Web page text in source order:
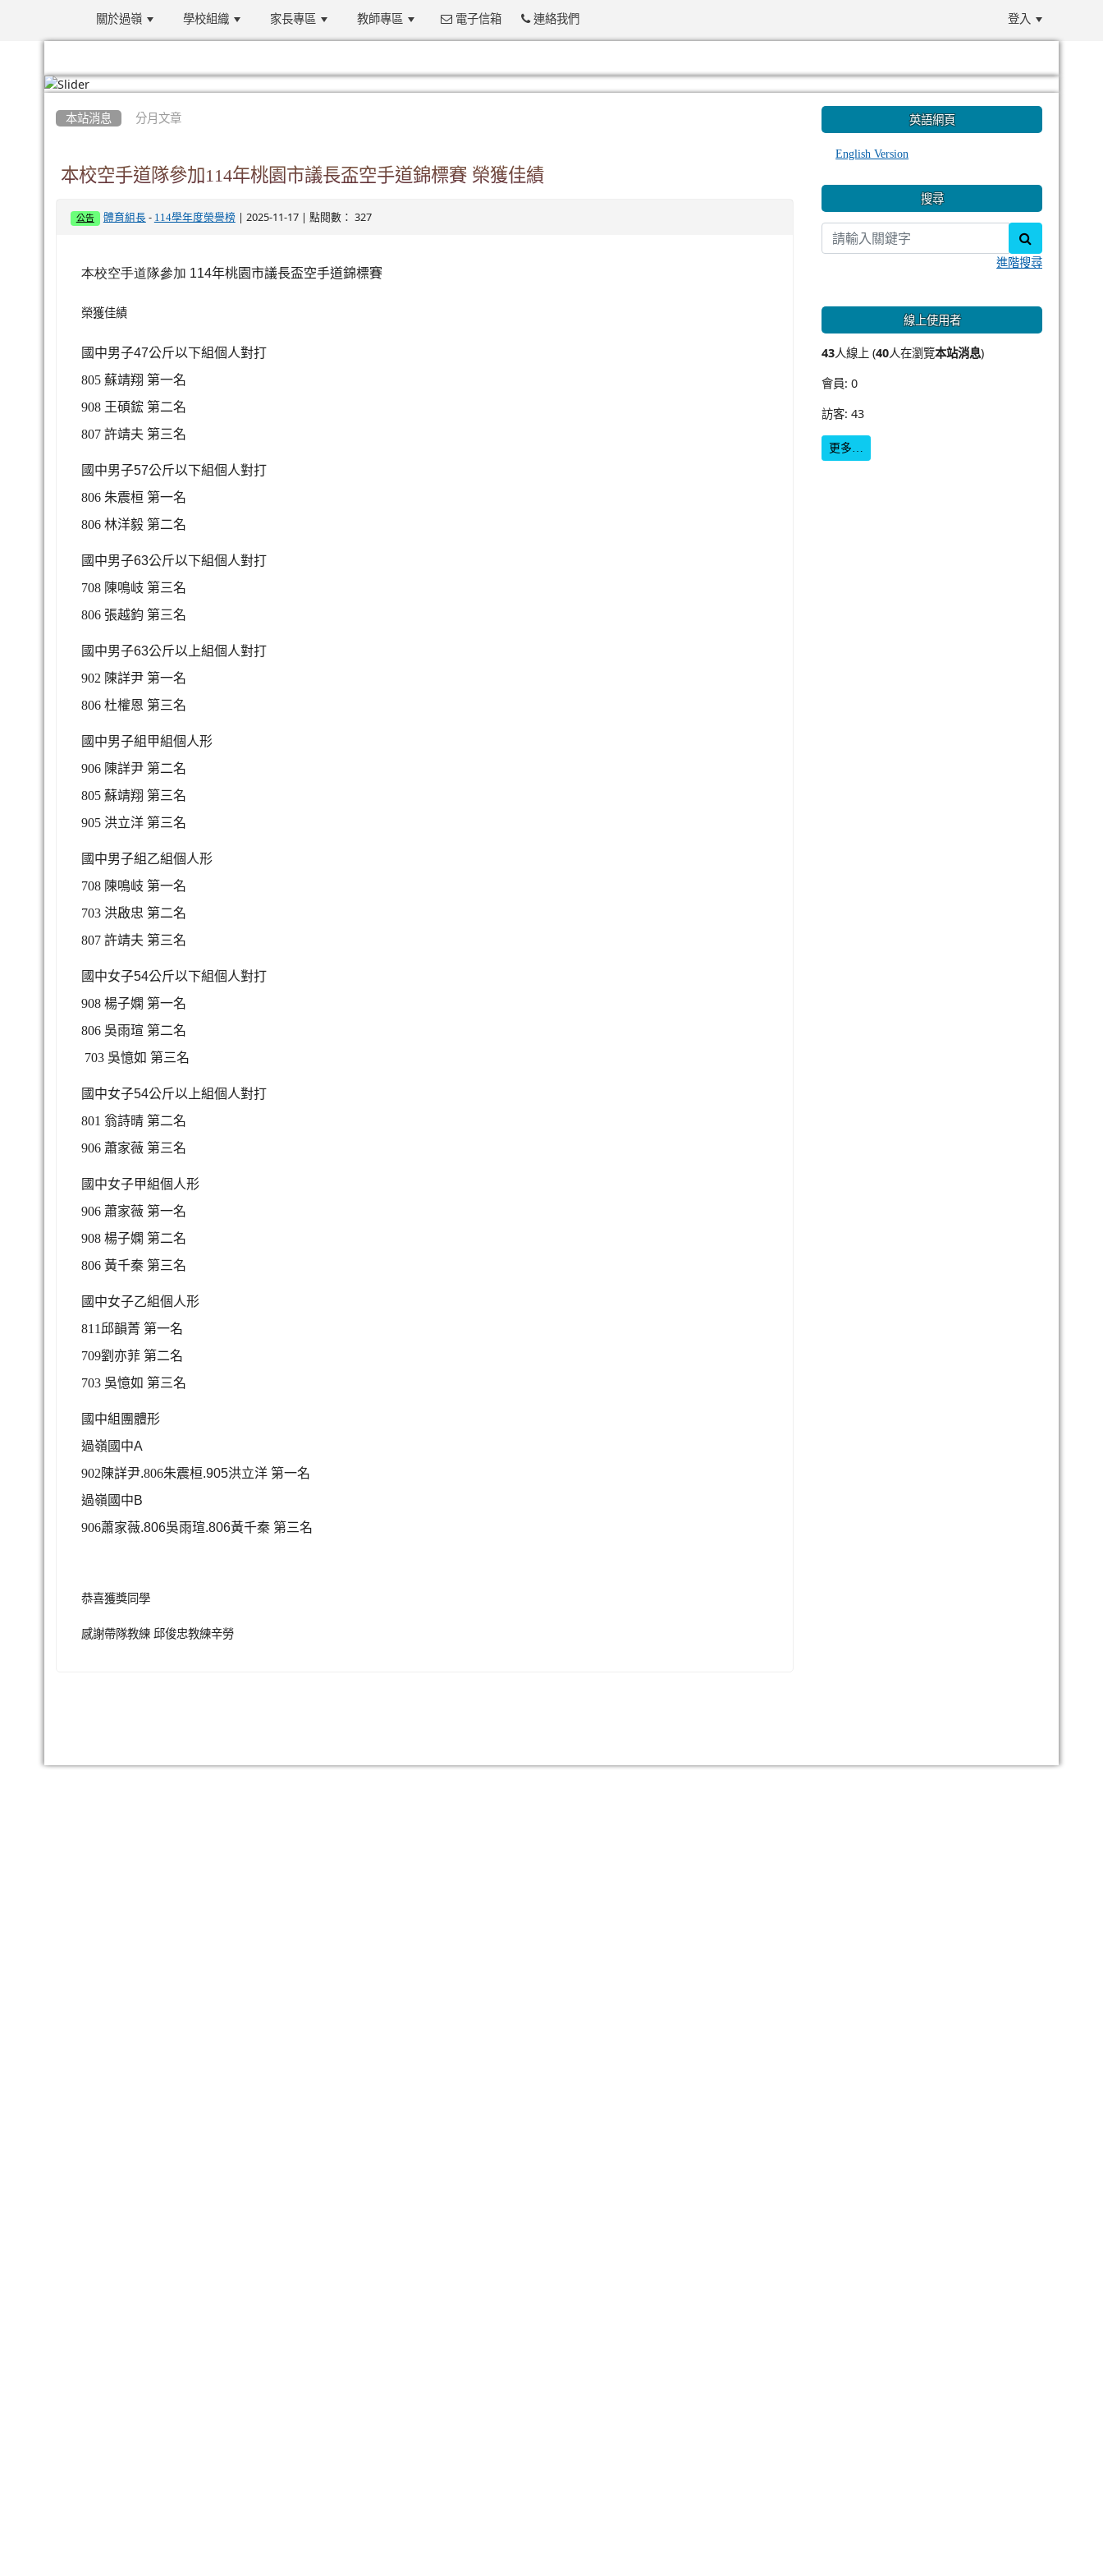
關於過嶺 學校組織 家長專區 教師專區 電子信箱 連絡我們 登入
本站消息 分月文章
本校空手道隊參加114年桃園市議長盃空手道錦標賽 榮獲佳績
公告 體育組長- 114學年度榮譽榜| 2025-11-17 | 點閱數： 327
本校空手道隊參加 114年桃園市議長盃空手道錦標賽
榮獲佳績
國中男子47公斤以下組個人對打
805 蘇靖翔 第一名
908 王碩鋐 第二名
807 許靖夫 第三名
國中男子57公斤以下組個人對打
806 朱震桓 第一名
806 林洋毅 第二名
國中男子63公斤以下組個人對打
708 陳鳴岐 第三名
806 張越鈞 第三名
國中男子63公斤以上組個人對打
902 陳詳尹 第一名
806 杜權恩 第三名
國中男子組甲組個人形
906 陳詳尹 第二名
805 蘇靖翔 第三名
905 洪立洋 第三名
國中男子組乙組個人形
708 陳鳴岐 第一名
703 洪啟忠 第二名
807 許靖夫 第三名
國中女子54公斤以下組個人對打
908 楊子嫻 第一名
806 吳雨瑄 第二名
703 吳憶如 第三名
國中女子54公斤以上組個人對打
801 翁詩晴 第二名
906 蕭家薇 第三名
國中女子甲組個人形
906 蕭家薇 第一名
908 楊子嫻 第二名
806 黃千秦 第三名
國中女子乙組個人形
811邱韻菁 第一名
709劉亦菲 第二名
703 吳憶如 第三名
國中組團體形
過嶺國中A
902陳詳尹.806朱震桓.905洪立洋 第一名
過嶺國中B
906蕭家薇.806吳雨瑄.806黃千秦 第三名
恭喜獲獎同學
感謝帶隊教練 邱俊忠教練辛勞
英語網頁
English Version
搜尋
進階搜尋
線上使用者
43人線上 (40人在瀏覽本站消息)
會員: 0
訪客: 43
更多…